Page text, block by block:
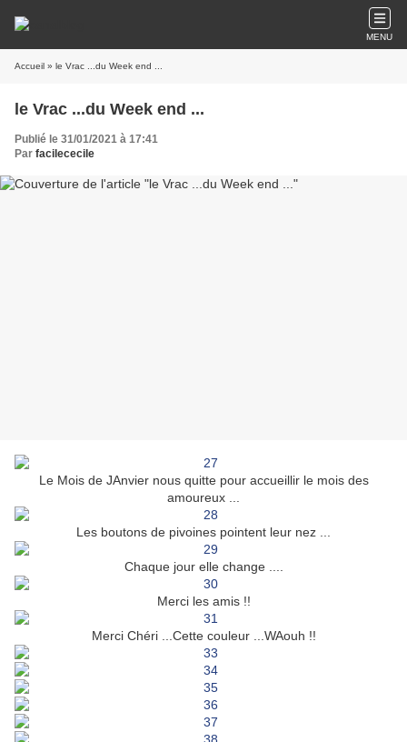
MENU
Accueil » le Vrac ...du Week end ...
le Vrac ...du Week end ...
Publié le 31/01/2021 à 17:41
Par facilececile
Le Mois de JAnvier nous quitte pour accueillir le mois des
amoureux ...
Les boutons de pivoines pointent leur nez ...
Chaque jour elle change ....
Merci les amis !!
Merci Chéri ...Cette couleur ...WAouh !!